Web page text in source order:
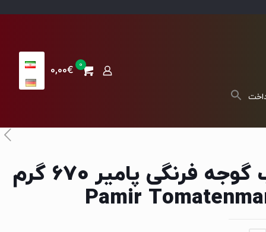
0
0,00€
رب گوجه فرنگی پامیر 670 گرم
Pamir